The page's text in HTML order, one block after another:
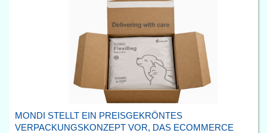
MONDI STELLT EIN PREISGEKRÖNTES
VERPACKUNGSKONZEPT VOR, DAS ECOMMERCE